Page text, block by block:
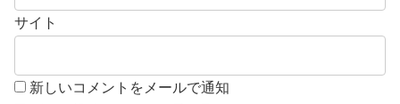
サイト
新しいコメントをメールで通知